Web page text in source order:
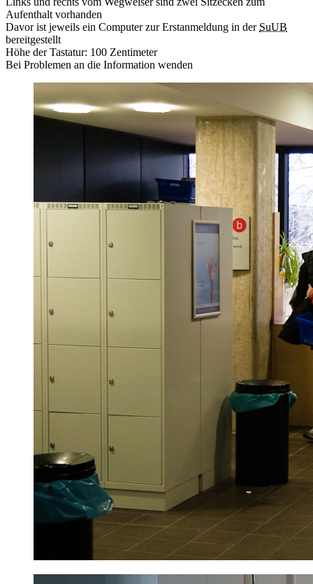
Aufenthalt vorhanden
Davor ist jeweils ein Computer zur Erstanmeldung in der SuUB
bereitgestellt
Höhe der Tastatur: 100 Zentimeter
Bei Problemen an die Information wenden